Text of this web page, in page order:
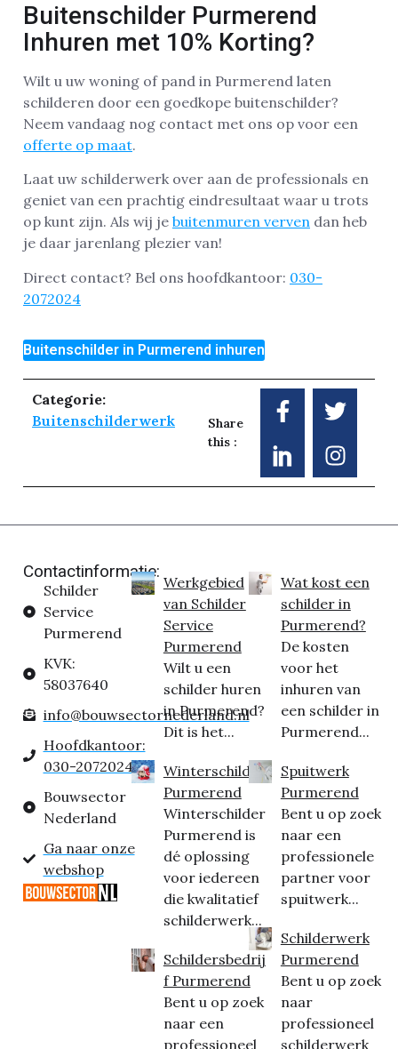
Buitenschilder Purmerend
Inhuren met 10% Korting?
Wilt u uw woning of pand in Purmerend laten
schilderen door een goedkope buitenschilder?
Neem vandaag nog contact met ons op voor een
offerte op maat.
Laat uw schilderwerk over aan de professionals en
geniet van een prachtig eindresultaat waar u trots
op kunt zijn. Als wij je buitenmuren verven dan heb
je daar jarenlang plezier van!
Direct contact? Bel ons hoofdkantoor: 030-
2072024
Buitenschilder in Purmerend inhuren
Categorie:
Buitenschilderwerk
Share
this :
Contactinformatie:
Schilder
Service
Purmerend
KVK:
58037640
info@bouwsectornederland.nl
Hoofdkantoor:
030-2072024
Bouwsector
Nederland
Ga naar onze
webshop
Werkgebied
van Schilder
Service
Purmerend
Wilt u een
schilder huren
in Purmerend?
Dit is het...
Winterschilder
Purmerend
Winterschilder
Purmerend is
dé oplossing
voor iedereen
die kwalitatief
schilderwerk...
Schildersbedrij
f Purmerend
Bent u op zoek
naar een
professioneel
Wat kost een
schilder in
Purmerend?
De kosten
voor het
inhuren van
een schilder in
Purmerend...
Spuitwerk
Purmerend
Bent u op zoek
naar een
professionele
partner voor
spuitwerk...
Schilderwerk
Purmerend
Bent u op zoek
naar
professioneel
schilderwerk